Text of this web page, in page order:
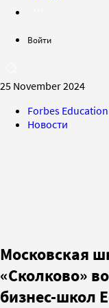
Войти
25 November 2024
Forbes Education
Новости
Московская
«Сколково»
бизнес-школ